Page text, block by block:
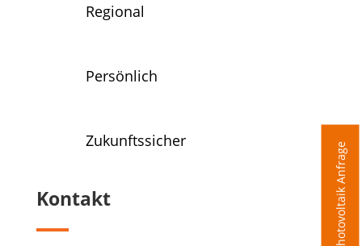
Regional
Persönlich
Zukunftssicher
Kontakt Photovoltaik Anfrage